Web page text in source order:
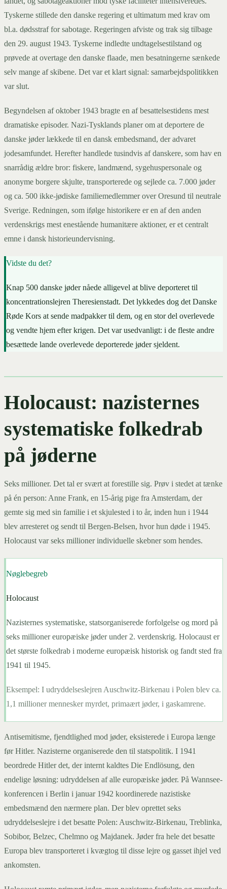
Tyskerne stillede den danske regering et ultimatum med krav om
bl.a. dødsstraf for sabotage. Regeringen afviste og trak sig tilbage
den 29. august 1943. Tyskerne indledte undtagelsestilstand og
prøvede at overtage den danske flaade, men besatningerne sænkede
selv mange af skibene. Det var et klart signal: samarbejdspolitikken
var slut.
Begyndelsen af oktober 1943 bragte en af besattelsestidens mest
dramatiske episoder. Nazi-Tysklands planer om at deportere de
danske jøder lækkede til en dansk embedsmand, der advaret
jodesamfundet. Herefter handlede tusindvis af danskere, som hav en
snarrådig ældre bror: fiskere, landmænd, sygehuspersonale og
anonyme borgere skjulte, transporterede og sejlede ca. 7.000 jøder
og ca. 500 ikke-jødiske familiemedlemmer over Oresund til neutrale
Sverige. Redningen, som ifølge historikere er en af den anden
verdenskrigs mest enestående humanitære aktioner, er et centralt
emne i dansk historieundervisning.
Vidste du det?
Knap 500 danske jøder nåede alligevel at blive deporteret til
koncentrationslejren Theresienstadt. Det lykkedes dog det Danske
Røde Kors at sende madpakker til dem, og en stor del overlevede
og vendte hjem efter krigen. Det var usedvanligt: i de fleste andre
besættede lande overlevede deporterede jøder sjeldent.
Holocaust: nazisternes
systematiske folkedrab
på jøderne
Seks millioner. Det tal er svært at forestille sig. Prøv i stedet at tænke
på én person: Anne Frank, en 15-årig pige fra Amsterdam, der
gemte sig med sin familie i et skjulested i to år, inden hun i 1944
blev arresteret og sendt til Bergen-Belsen, hvor hun døde i 1945.
Holocaust var seks millioner individuelle skebner som hendes.
Nøglebegreb
Holocaust
Nazisternes systematiske, statsorganiserede forfolgelse og mord på
seks millioner europæiske jøder under 2. verdenskrig. Holocaust er
det største folkedrab i moderne europæisk historisk og fandt sted fra
1941 til 1945.
Eksempel: I udryddelseslejren Auschwitz-Birkenau i Polen blev ca.
1,1 millioner mennesker myrdet, primaært jøder, i gaskamrene.
Antisemitisme, fjendtlighed mod jøder, eksisterede i Europa længe
før Hitler. Nazisterne organiserede den til statspolitik. I 1941
beordrede Hitler det, der internt kaldtes Die Endlösung, den
endelige løsning: udryddelsen af alle europæiske jøder. På Wannsee-
konferencen i Berlin i januar 1942 koordinerede nazistiske
embedsmænd den nærmere plan. Der blev oprettet seks
udryddelseslejre i det besatte Polen: Auschwitz-Birkenau, Treblinka,
Sobibor, Belzec, Chelmno og Majdanek. Jøder fra hele det besatte
Europa blev transporteret i kvægtog til disse lejre og gasset ihjel ved
ankomsten.